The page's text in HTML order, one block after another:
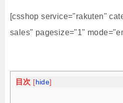
[csshop service="rakuten"
sales" pagesize="1"
目次 [ hide]